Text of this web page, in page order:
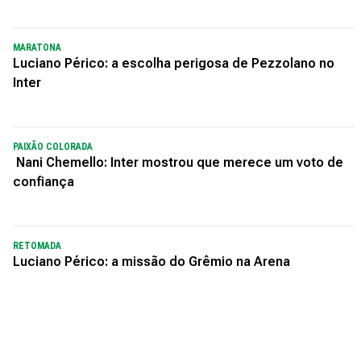
MARATONA
Luciano Périco: a escolha perigosa de Pezzolano no
Inter
PAIXÃO COLORADA
Nani Chemello: Inter mostrou que merece um voto de
confiança
RETOMADA
Luciano Périco: a missão do Grêmio na Arena